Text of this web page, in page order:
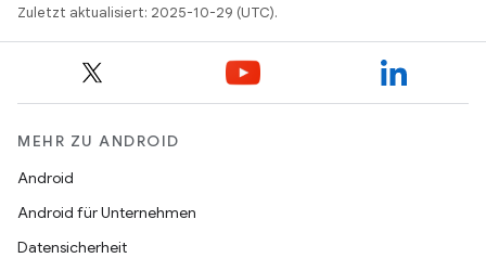
Zuletzt aktualisiert: 2025-10-29 (UTC).
MEHR ZU ANDROID
Android
Android für Unternehmen
Datensicherheit